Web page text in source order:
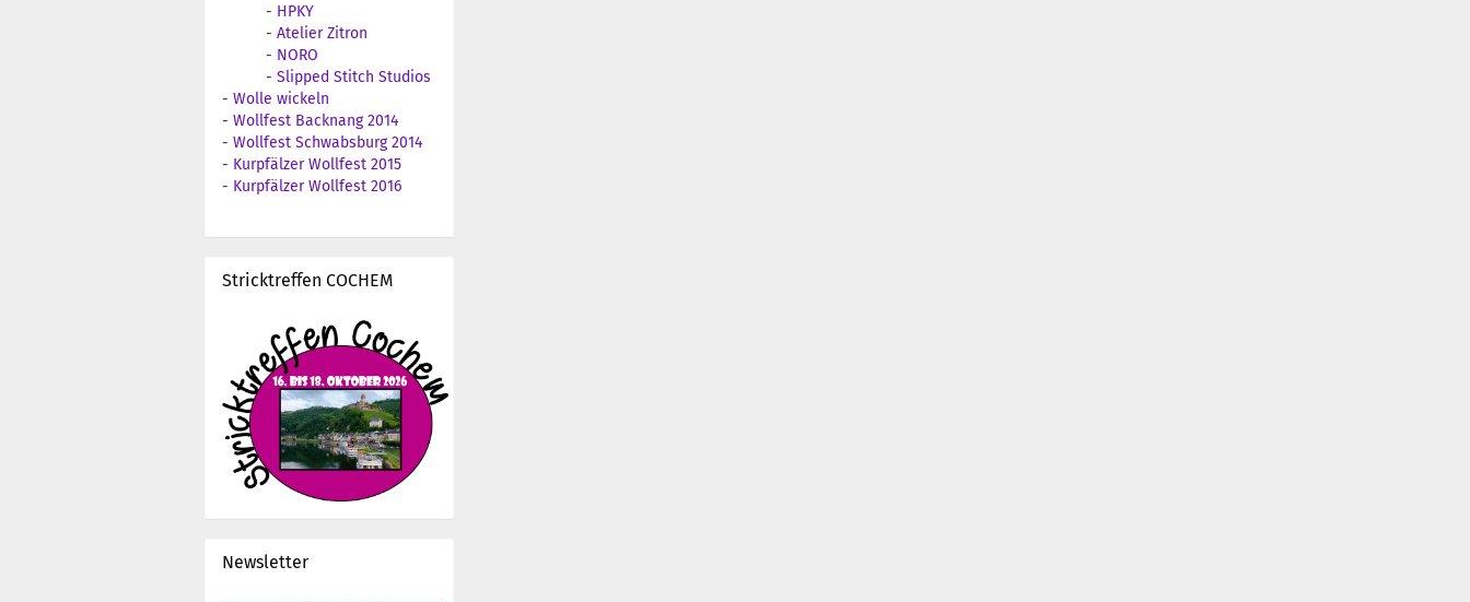
- HPKY
- Atelier Zitron
- NORO
- Slipped Stitch Studios
- Wolle wickeln
- Wollfest Backnang 2014
- Wollfest Schwabsburg 2014
- Kurpfälzer Wollfest 2015
- Kurpfälzer Wollfest 2016
Stricktreffen COCHEM
Newsletter